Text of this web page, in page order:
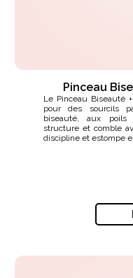
Pinceau
Le Pinceau Biseauté
pour des sourcils
biseauté, aux poils
structure et comble
discipline et estompe